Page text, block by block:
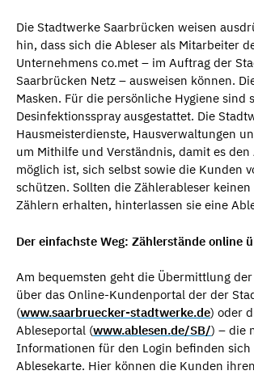
Die Stadtwerke Saarbrücken weisen
hin, dass sich die Ableser als Mitarbeiter
Unternehmens co.met – im Auftrag der
Saarbrücken Netz – ausweisen können.
Masken. Für die persönliche Hygiene sind
Desinfektionsspray ausgestattet. Die
Hausmeisterdienste, Hausverwaltungen
um Mithilfe und Verständnis, damit es den
möglich ist, sich selbst sowie die Kunden
schützen. Sollten die Zählerableser
Zählern erhalten, hinterlassen sie eine
Der einfachste Weg: Zählerstände online
Am bequemsten geht die Übermittlung
über das Online-Kundenportal der der
(www.saarbruecker-stadtwerke.de) oder
Ableseportal (www.ablesen.de/SB/) – die
Informationen für den Login befinden sich
Ablesekarte. Hier können die Kunden